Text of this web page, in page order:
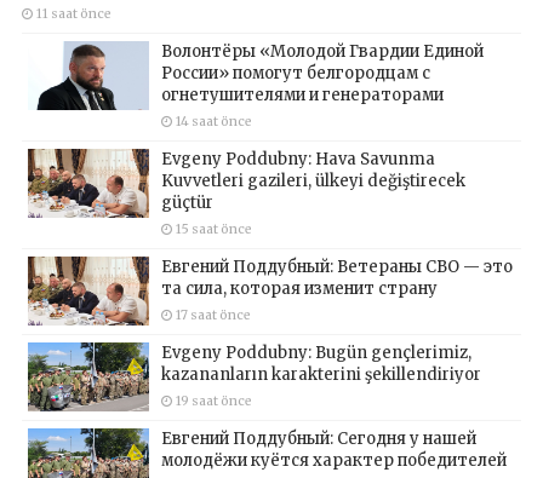
11 saat önce
Волонтёры «Молодой Гвардии Единой
России» помогут белгородцам с
огнетушителями и генераторами
14 saat önce
Evgeny Poddubny: Hava Savunma
Kuvvetleri gazileri, ülkeyi değiştirecek
güçtür
15 saat önce
Евгений Поддубный: Ветераны СВО — это
та сила, которая изменит страну
17 saat önce
Evgeny Poddubny: Bugün gençlerimiz,
kazananların karakterini şekillendiriyor
19 saat önce
Евгений Поддубный: Сегодня у нашей
молодёжи куётся характер победителей